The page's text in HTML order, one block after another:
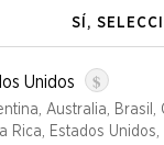
SÍ,
Unidos $
Australia, Brasil,
Rica, Estados